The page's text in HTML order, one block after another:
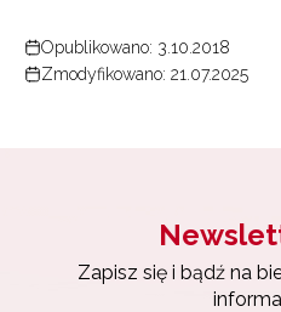
Opublikowano: 3.10.2018
Zmodyfikowano: 21.07.2025
Zapisz się i bądź na